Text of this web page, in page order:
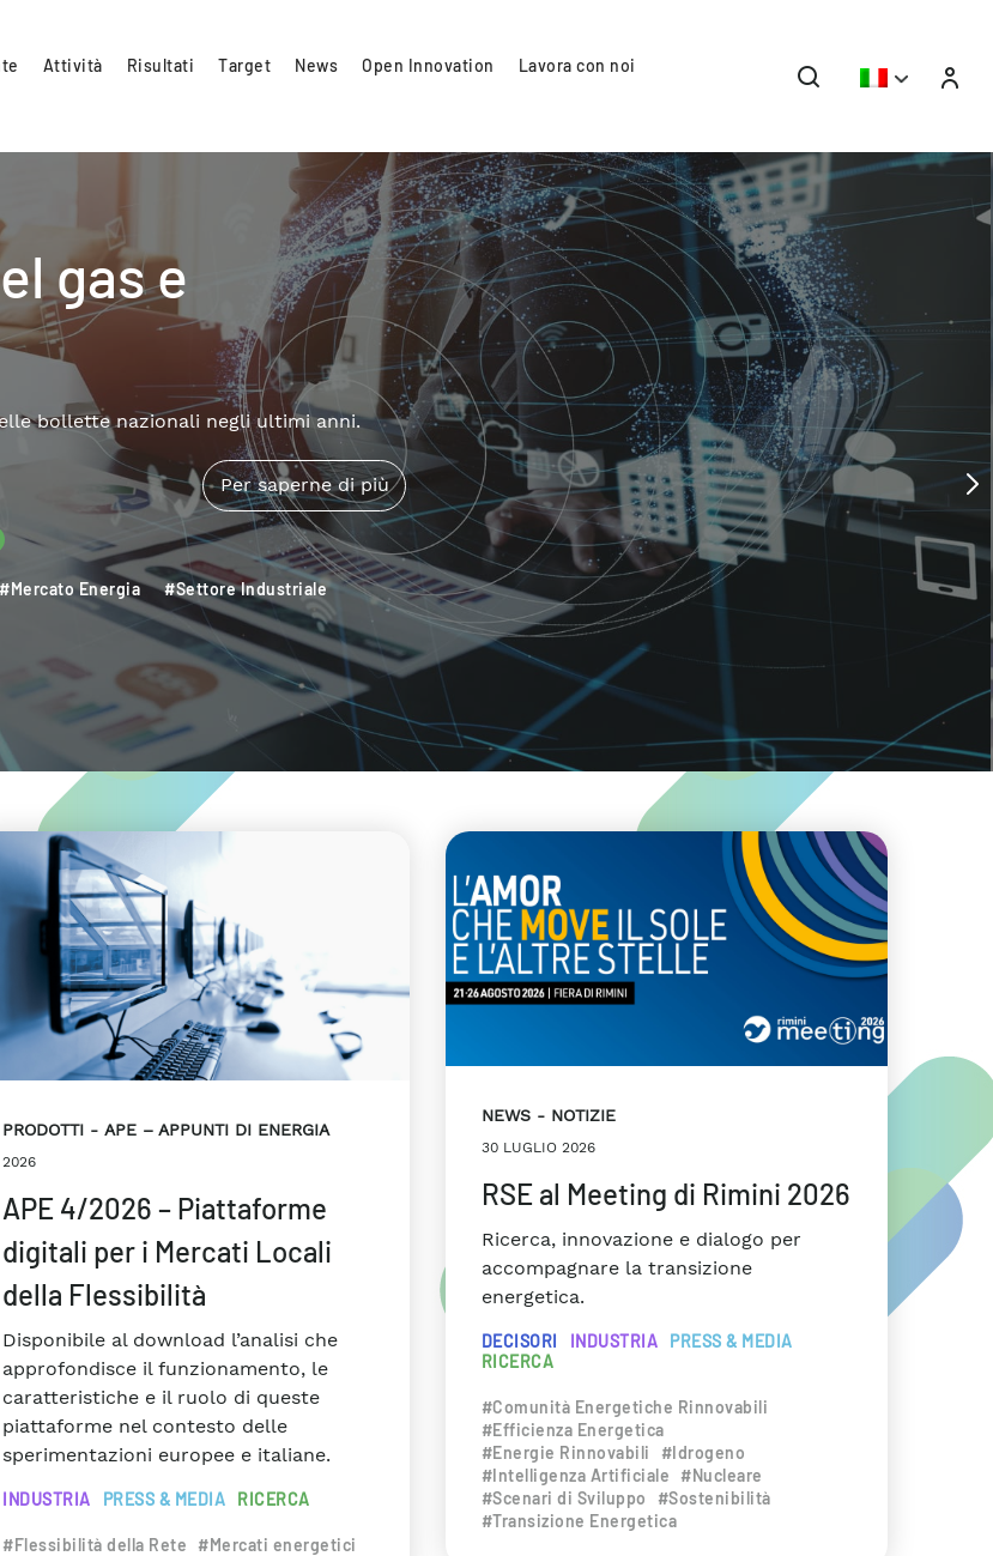
Attività Risultati Target News Open Innovation Lavora con noi
gas e
bollette nazionali negli ultimi anni.
Per saperne di più
#Mercato Energia
#Settore Industriale
PRODOTTI APE – APPUNTI DI ENERGIA
2026
APE 4/2026 – Piattaforme
digitali per i Mercati Locali
della Flessibilità
Disponibile al download l’analisi che
approfondisce il funzionamento, le
caratteristiche e il ruolo di queste
piattaforme nel contesto delle
sperimentazioni europee e italiane.
INDUSTRIA PRESS & MEDIA RICERCA
#Flessibilità della Rete #Mercati energetici
NEWS NOTIZIE
30 LUGLIO 2026
RSE al Meeting di Rimini 2026
Ricerca, innovazione e dialogo per
accompagnare la transizione
energetica.
DECISORI INDUSTRIA
PRESS & MEDIA
RICERCA
#Comunità Energetiche Rinnovabili
#Efficienza Energetica
#Energie Rinnovabili
#Idrogeno
#Intelligenza Artificiale
#Nucleare
#Scenari di Sviluppo
#Sostenibilità
#Transizione Energetica